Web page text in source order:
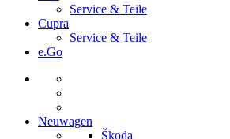
Service & Teile
Cupra
Service & Teile
e.Go
Neuwagen
Škoda